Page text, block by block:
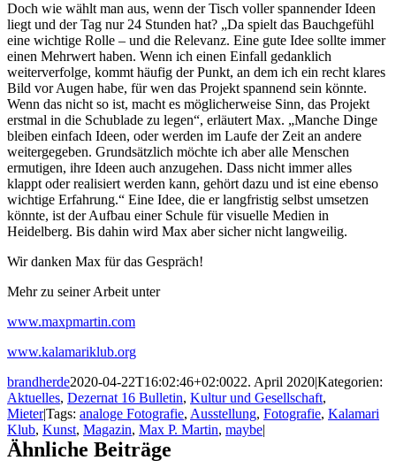
Doch wie wählt man aus, wenn der Tisch voller spannender Ideen
liegt und der Tag nur 24 Stunden hat? „Da spielt das Bauchgefühl
eine wichtige Rolle – und die Relevanz. Eine gute Idee sollte immer
einen Mehrwert haben. Wenn ich einen Einfall gedanklich
weiterverfolge, kommt häufig der Punkt, an dem ich ein recht klares
Bild vor Augen habe, für wen das Projekt spannend sein könnte.
Wenn das nicht so ist, macht es möglicherweise Sinn, das Projekt
erstmal in die Schublade zu legen“, erläutert Max. „Manche Dinge
bleiben einfach Ideen, oder werden im Laufe der Zeit an andere
weitergegeben. Grundsätzlich möchte ich aber alle Menschen
ermutigen, ihre Ideen auch anzugehen. Dass nicht immer alles
klappt oder realisiert werden kann, gehört dazu und ist eine ebenso
wichtige Erfahrung.“ Eine Idee, die er langfristig selbst umsetzen
könnte, ist der Aufbau einer Schule für visuelle Medien in
Heidelberg. Bis dahin wird Max aber sicher nicht langweilig.
Wir danken Max für das Gespräch!
Mehr zu seiner Arbeit unter
www.maxpmartin.com
www.kalamariklub.org
brandherde2020-04-22T16:02:46+02:0022. April 2020|Kategorien:
Aktuelles, Dezernat 16 Bulletin, Kultur und Gesellschaft,
Mieter|Tags: analoge Fotografie, Ausstellung, Fotografie, Kalamari
Klub, Kunst, Magazin, Max P. Martin, maybe|
Ähnliche Beiträge